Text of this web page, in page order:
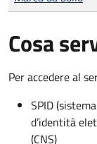
Cosa
Per accedere al
SPID
d’identità
(CNS)